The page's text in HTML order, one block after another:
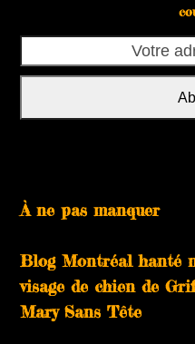
adresse
À ne pas manquer
Blog Montréal hanté
visage de chien de
Mary Sans Tête